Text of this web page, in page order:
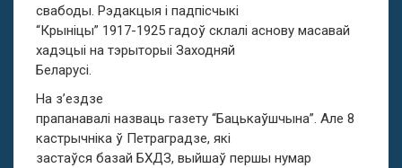
свабоды. Рэдакцыя і падпісчыкі
“Крыніцы” 1917-1925 гадоў склалі аснову масавай
хадэцыі на тэрыторыі Заходняй
Беларусі.
На з’ездзе
прапанавалі назваць газету “Бацькаўшчына”. Але 8
кастрычніка ў Петраградзе, які
застаўся базай БХДЗ, выйшаў першы нумар